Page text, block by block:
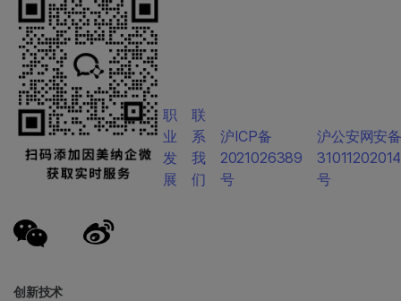
创新技术
职
业
发
展
联
系
我
们
沪ICP备
2021026389
号
沪公安网安
号